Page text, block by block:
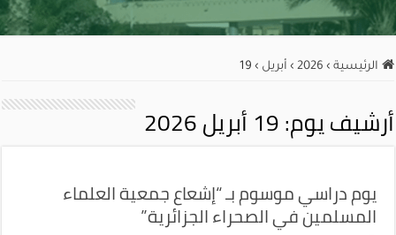
الرئيسية ›
2026
› أبريل ›
19
أرشيف يوم:19 أبريل 2026
يوم دراسي موسوم بـ “إشعاع جمعية العلماء
المسلمين في الصحراء الجزائرية”